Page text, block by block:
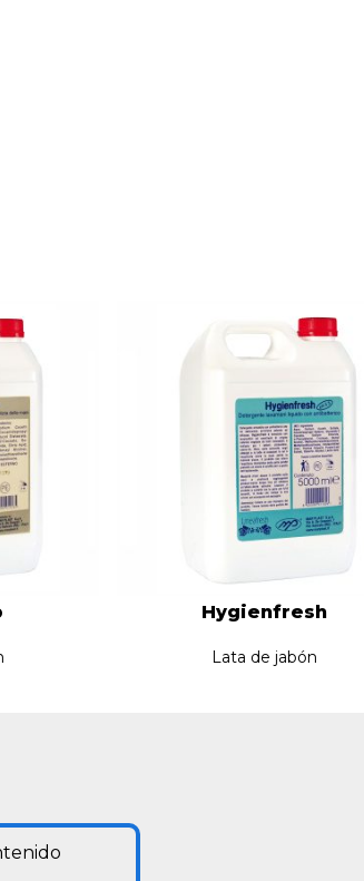
Hygienfresh
Lata de jabón